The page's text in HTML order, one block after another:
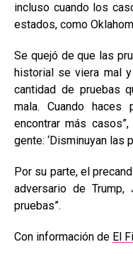
incluso cuando los
estados, como
Se quejó de que las
historial se viera mal
cantidad de pruebas
mala. Cuando
encontrar más
gente: ‘Disminuyan las
Por su parte, el
adversario de Trump,
pruebas”.
Con información de El